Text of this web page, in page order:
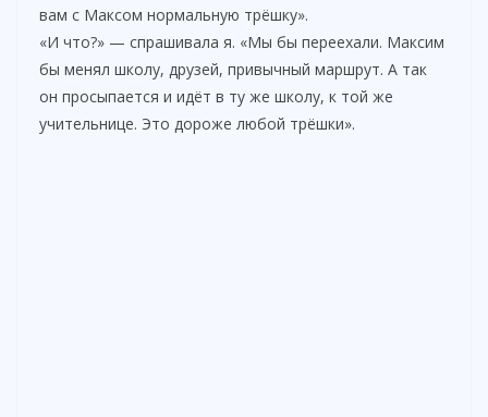
вам с Максом нормальную трёшку».
«И что?» — спрашивала я. «Мы бы переехали. Максим
бы менял школу, друзей, привычный маршрут. А так
он просыпается и идёт в ту же школу, к той же
учительнице. Это дороже любой трёшки».